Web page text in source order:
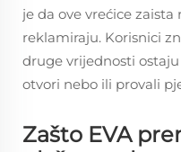
je da ove vrećice zaista
reklamiraju. Korisnici
druge vrijednosti
otvori nebo ili provali
Zašto EVA